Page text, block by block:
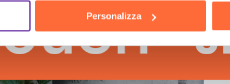
Personalizza
the